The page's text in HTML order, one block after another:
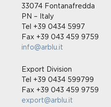
33074 Fontanafredda
PN – Italy
Tel +39 0434 5997
Fax +39 043 459 9759
info@arblu.it
Export Division
Tel +39 0434 599799
Fax +39 043 459 9759
export@arblu.it